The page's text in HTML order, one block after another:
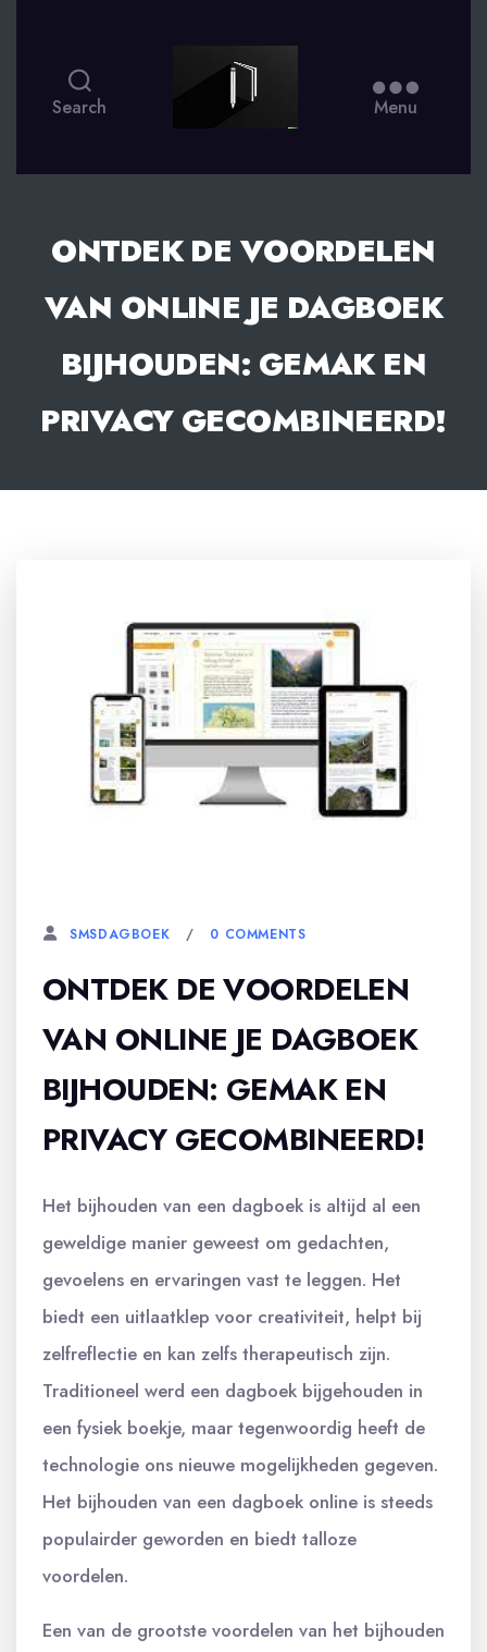
Search Menu
ONTDEK DE VOORDELEN
VAN ONLINE JE DAGBOEK
BIJHOUDEN: GEMAK EN
PRIVACY GECOMBINEERD!
SMSDAGBOEK 0 COMMENTS
ONTDEK DE VOORDELEN
VAN ONLINE JE DAGBOEK
BIJHOUDEN: GEMAK EN
PRIVACY GECOMBINEERD!
Het bijhouden van een dagboek is altijd al een
geweldige manier geweest om gedachten,
gevoelens en ervaringen vast te leggen. Het
biedt een uitlaatklep voor creativiteit, helpt bij
zelfreflectie en kan zelfs therapeutisch zijn.
Traditioneel werd een dagboek bijgehouden in
een fysiek boekje, maar tegenwoordig heeft de
technologie ons nieuwe mogelijkheden gegeven.
Het bijhouden van een dagboek online is steeds
populairder geworden en biedt talloze
voordelen.
Een van de grootste voordelen van het bijhouden